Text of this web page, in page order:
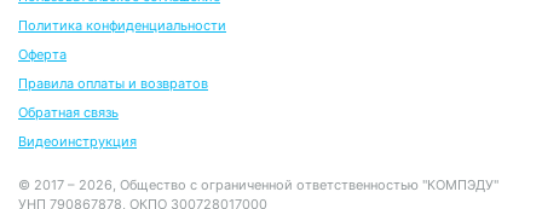
Политика конфиденциальности
Оферта
Правила оплаты и возвратов
Обратная связь
Видеоинструкция
© 2017 – 2026, Общество с ограниченной ответственностью "КОМПЭДУ"
УНП 790867878, ОКПО 300728017000